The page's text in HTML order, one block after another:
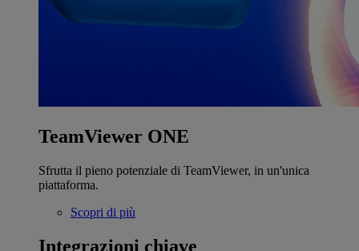
TeamViewer ONE
Sfrutta il pieno potenziale di TeamViewer, in un'unica
piattaforma.
Scopri di più
Integrazioni chiave